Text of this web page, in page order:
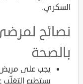
السكري.
نصائح
بالصحة
يجب على
يستطيع